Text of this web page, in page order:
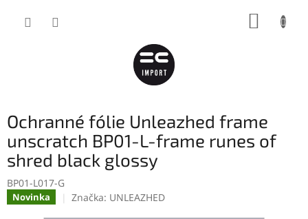
Ochranné fólie Unleazhed frame
unscratch BP01-L-frame runes of
shred black glossy
BP01-L017-G
Novinka Značka: UNLEAZHED